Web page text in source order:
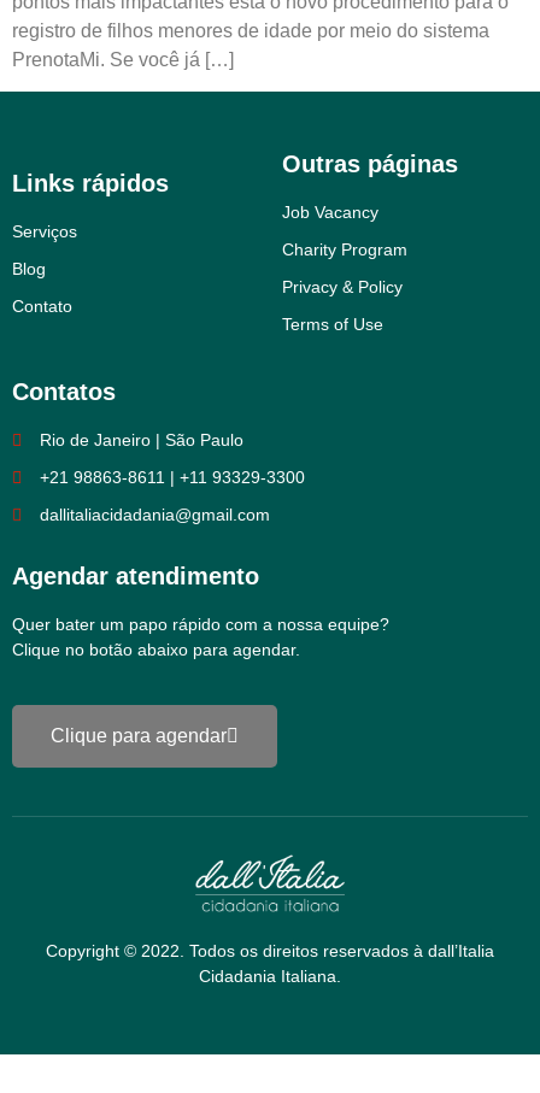
registro de filhos menores de idade por meio do sistema
PrenotaMi. Se você já […]
Links rápidos
Serviços
Blog
Contato
Outras páginas
Job Vacancy
Charity Program
Privacy & Policy
Terms of Use
Contatos
Rio de Janeiro | São Paulo
+21 98863-8611 | +11 93329-3300
dallitaliacidadania@gmail.com
Agendar atendimento
Quer bater um papo rápido com a nossa equipe?
Clique no botão abaixo para agendar.
Clique para agendar
Copyright © 2022. Todos os direitos reservados à dall’Italia
Cidadania Italiana.